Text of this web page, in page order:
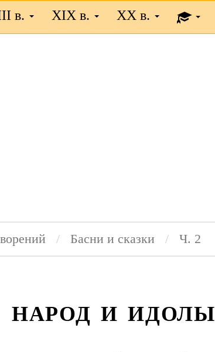
в. XIX в. XX в.
Басни и сказки Ч. 2
НАРОД И ИДОЛЫ